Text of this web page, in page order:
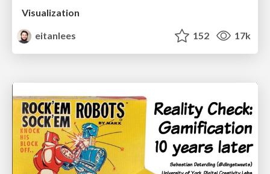
Visualization
eitanlees
152 17k